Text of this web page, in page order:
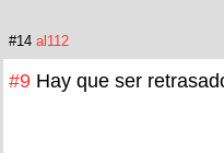
#14 al112
#9 Hay que ser